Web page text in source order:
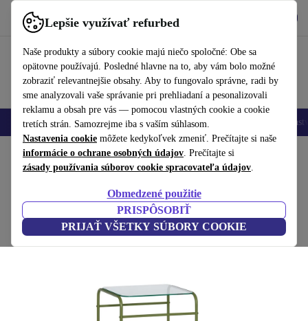
Lepšie využívať refurbed
Naše produkty a súbory cookie majú niečo spoločné: Obe sa
opätovne používajú. Posledné hlavne na to, aby vám bolo možné
zobraziť relevantnejšie obsahy. Aby to fungovalo správne, radi by
sme analyzovali vaše správanie pri prehliadaní a pesonalizovali
reklamu a obsah pre vás — pomocou vlastných cookie a cookie
tretích strán. Samozrejme iba s vaším súhlasom.
Nastavenia cookie môžete kedykoľvek zmeniť. Prečítajte si naše
informácie o ochrane osobných údajov. Prečítajte si
zásady používania súborov cookie spracovateľa údajov.
Obmedzené použitie
PRISPÔSOBIŤ
PRIJAŤ VŠETKY SÚBORY COOKIE
používať refurbed rýchlo a jednoducho
Mobilné telefóny Laptopy Tablety Inteligentné hodinky
Domov Produkty Domácnosť Nábytok
Zephyr servírovací vozík zelená
zelená
(Zbieranie recenzií)